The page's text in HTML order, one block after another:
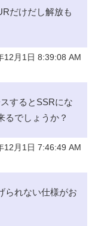
だけだし解放も
12月1日 8:39:08 AM
するとSSRにな
るでしょうか？
12月1日 7:46:49 AM
られない仕様がお